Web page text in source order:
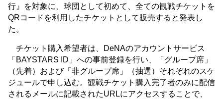
行』を対象に、球団として初めて、全ての観戦チケットを
QRコードを利用したチケットとして販売すると発表し
た。
チケット購入希望者は、DeNAのアカウントサービス
「BAYSTARS ID」への事前登録を行い、「グループ席」
（先着）および「非グループ席」（抽選）それぞれのスケ
ジュールで申し込む。観戦チケット購入完了者のみに配信
されるメールに記載されたURLにアクセスすることで、